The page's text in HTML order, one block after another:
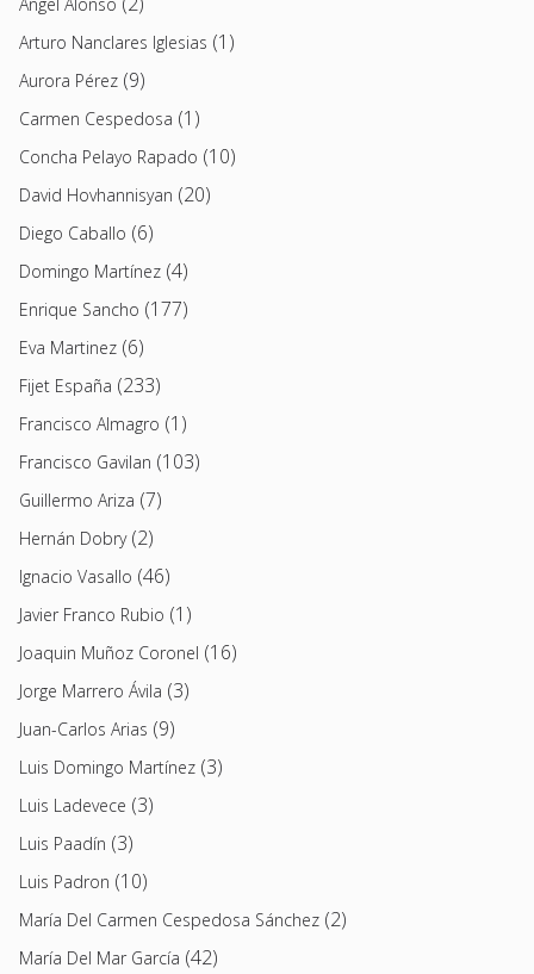
Arturo Nanclares Iglesias (1)
Aurora Pérez (9)
Carmen Cespedosa (1)
Concha Pelayo Rapado (10)
David Hovhannisyan (20)
Diego Caballo (6)
Domingo Martínez (4)
Enrique Sancho (177)
Eva Martinez (6)
Fijet España (233)
Francisco Almagro (1)
Francisco Gavilan (103)
Guillermo Ariza (7)
Hernán Dobry(2)
Ignacio Vasallo (46)
Javier Franco Rubio (1)
Joaquin Muñoz Coronel (16)
Jorge Marrero Ávila (3)
Juan-Carlos Arias (9)
Luis Domingo Martínez (3)
Luis Ladevece (3)
Luis Paadín (3)
Luis Padron (10)
María Del Carmen Cespedosa Sánchez (2)
María Del Mar García (42)